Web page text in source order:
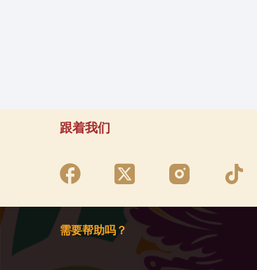
跟着我们
需要帮助吗？